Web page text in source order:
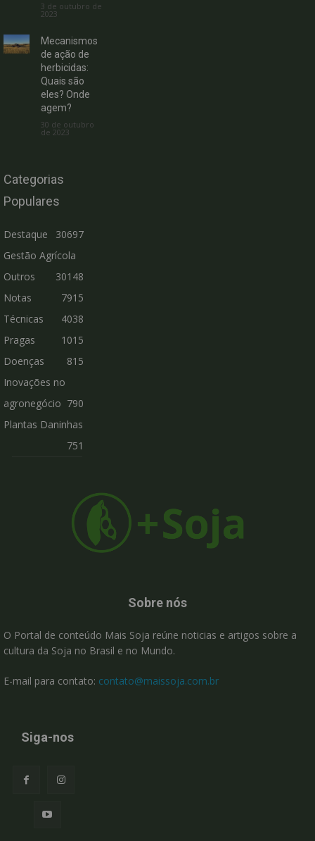
3 de outubro de
2023
Mecanismos
de ação de
herbicidas:
Quais são
eles? Onde
agem?
30 de outubro
de 2023
Categorias
Populares
Destaque
30697
Gestão Agrícola
30148
Outros
7915
Notas
Técnicas
4038
Pragas
1015
Doenças
815
Inovações no
agronegócio 790
Plantas Daninhas
751
Sobre nós
O Portal de conteúdo Mais Soja reúne noticias e artigos sobre a
cultura da Soja no Brasil e no Mundo.
E-mail para contato: contato@maissoja.com.br
Siga-nos